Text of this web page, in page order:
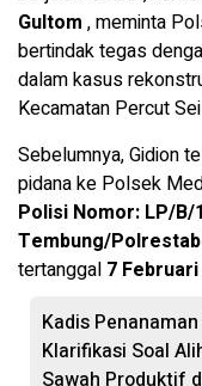
Gultom , meminta
bertindak tegas
dalam kasus
Kecamatan Percut
Sebelumnya, Gidion
pidana ke Polsek
Polisi Nomor: LP/
Tembung/
tertanggal 7
Kadis
Klarifikasi Soal